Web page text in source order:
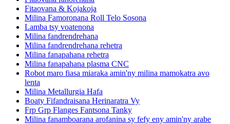
Fitaovana & Kojakoja
Milina Famoronana Roll Telo Sosona
Lamba tsy voatenona
Milina fandrendrehana
Milina fandrendrehana rehetra
Milina fanapahana rehetra
Milina fanapahana plasma CNC
Robot maro fiasa miaraka amin'ny milina mamokatra avo
lenta
Milina Metallurgia Hafa
Boaty Fifandraisana Herinaratra Vy
Frp Grp Flanges Fantsona Tanky
Milina fanamboarana arofanina sy fefy eny amin'ny arabe